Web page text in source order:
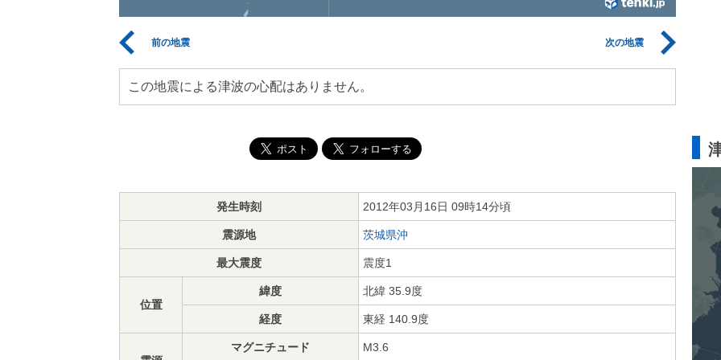
前の地震 次の地震
この地震による津波の心配はありません。
発生時刻 2012年03月16日 09時14分頃
震源地 茨城県沖
最大震度 震度1
位置
緯度 北緯 35.9度
経度 東経 140.9度
マグニチュード M3.6